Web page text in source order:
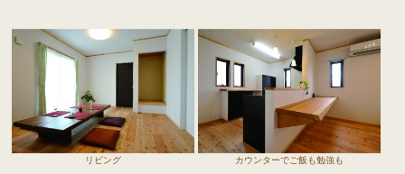
リビング カウンターでご飯も勉強も